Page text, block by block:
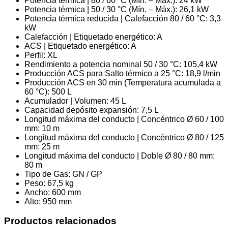
Potencia térmica | 50 / 30 °C (Mín. – Máx.): 26,1 kW
Potencia térmica reducida | Calefacción 80 / 60 °C: 3,3
kW
Calefacción | Etiquetado energético: A
ACS | Etiquetado energético: A
Perfil: XL
Rendimiento a potencia nominal 50 / 30 °C: 105,4 kW
Producción ACS para Salto térmico a 25 °C: 18,9 l/min
Producción ACS en 30 min (Temperatura acumulada a
60 °C): 500 L
Acumulador | Volumen: 45 L
Capacidad depósito expansión: 7,5 L
Longitud máxima del conducto | Concéntrico Ø 60 / 100
mm: 10 m
Longitud máxima del conducto | Concéntrico Ø 80 / 125
mm: 25 m
Longitud máxima del conducto | Doble Ø 80 / 80 mm:
80 m
Tipo de Gas: GN / GP
Peso: 67,5 kg
Ancho: 600 mm
Alto: 950 mm
Productos relacionados